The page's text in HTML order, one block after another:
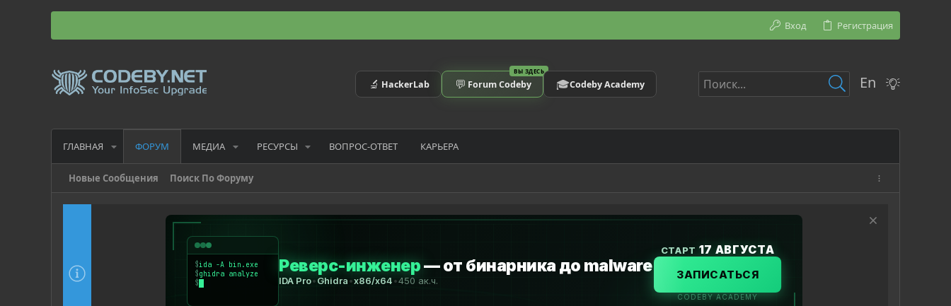
Вход Регистрация
🔬 HackerLab
ВЫ ЗДЕСЬ
💬 Forum Codeby 🎓Codeby Academy En
ГЛАВНАЯ ФОРУМ МЕДИА РЕСУРСЫ ВОПРОС-ОТВЕТ КАРЬЕРА
Новые Сообщения Поиск По Форуму